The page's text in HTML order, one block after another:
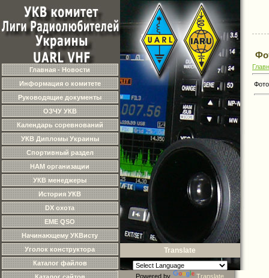
Главная - Новости
Информация о комитете
Руководящие документы
ОЗЧУ УКВ
Календарь соревнований
УКВ Дипломы Украины
Спортивный раздел
HAM организации
УКВ менеджеры
История УКВ
DX охота
EME QSO
Начинающему УКВисту
Уголок конструктора
Каталог файлов
Translate
Powered by Translate